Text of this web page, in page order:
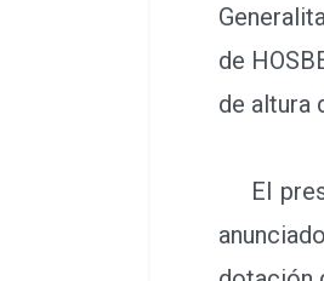
de
de altura
El